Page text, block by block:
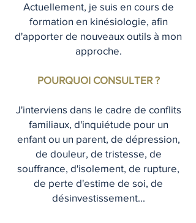
Actuellement, je suis en cours de
formation en kinésiologie, afin
d'apporter de nouveaux outils à mon
approche.
POURQUOI CONSULTER ?
J'interviens dans le cadre de conflits
familiaux, d'inquiétude pour un
enfant ou un parent, de dépression,
de douleur, de tristesse, de
souffrance, d'isolement, de rupture,
de perte d'estime de soi, de
désinvestissement...